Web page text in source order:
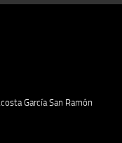
García San Ramón